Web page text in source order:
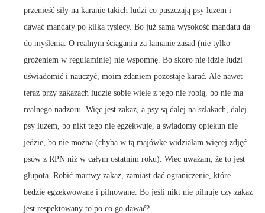
przenieść siły na karanie takich ludzi co puszczają psy luzem i
dawać mandaty po kilka tysięcy. Bo już sama wysokość mandatu da
do myślenia. O realnym ściąganiu za łamanie zasad (nie tylko
grożeniem w regulaminie) nie wspomnę. Bo skoro nie idzie ludzi
uświadomić i nauczyć, moim zdaniem pozostaje karać. Ale nawet
teraz przy zakazach ludzie sobie wiele z tego nie robią, bo nie ma
realnego nadzoru. Więc jest zakaz, a psy są dalej na szlakach, dalej
psy luzem, bo nikt tego nie egzekwuje, a świadomy opiekun nie
jedzie, bo nie można (chyba w tą majówke widziałam więcej zdjęć
psów z RPN niż w całym ostatnim roku). Więc uważam, że to jest
głupota. Robić martwy zakaz, zamiast dać ograniczenie, które
będzie egzekwowane i pilnowane. Bo jeśli nikt nie pilnuje czy zakaz
jest respektowany to po co go dawać?